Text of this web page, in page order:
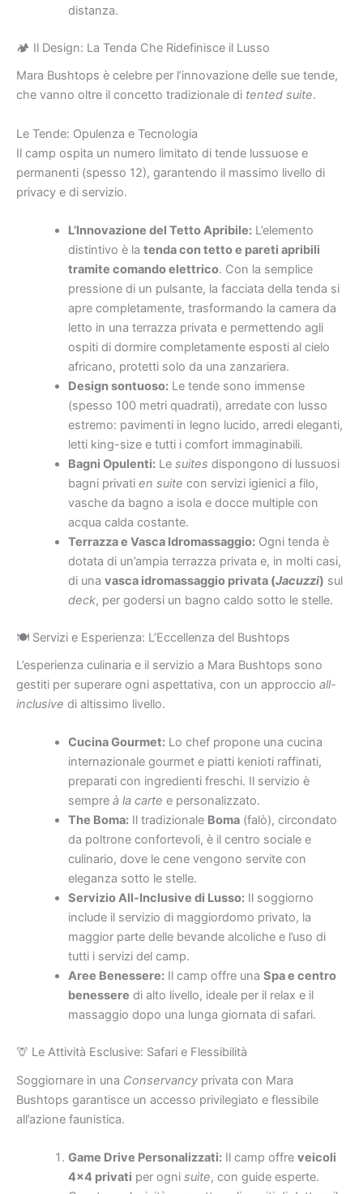
distanza.
🏕 Il Design: La Tenda Che Ridefinisce il Lusso
Mara Bushtops è celebre per l’innovazione delle sue tende,
che vanno oltre il concetto tradizionale di tented suite.
Le Tende: Opulenza e Tecnologia
Il camp ospita un numero limitato di tende lussuose e
permanenti (spesso 12), garantendo il massimo livello di
privacy e di servizio.
L’Innovazione del Tetto Apribile:L’elemento
distintivo è la tenda con tetto e pareti apribili
tramite comando elettrico. Con la semplice
pressione di un pulsante, la facciata della tenda si
apre completamente, trasformando la camera da
letto in una terrazza privata e permettendo agli
ospiti di dormire completamente esposti al cielo
africano, protetti solo da una zanzariera.
Design sontuoso:Le tende sono immense
(spesso 100 metri quadrati), arredate con lusso
estremo: pavimenti in legno lucido, arredi eleganti,
letti king-size e tutti i comfort immaginabili.
Bagni Opulenti:Le suites dispongono di lussuosi
bagni privati en suite con servizi igienici a filo,
vasche da bagno a isola e docce multiple con
acqua calda costante.
Terrazza e Vasca Idromassaggio:Ogni tenda è
dotata di un’ampia terrazza privata e, in molti casi,
di una vasca idromassaggio privata (Jacuzzi) sul
deck, per godersi un bagno caldo sotto le stelle.
🍽 Servizi e Esperienza: L’Eccellenza del Bushtops
L’esperienza culinaria e il servizio a Mara Bushtops sono
gestiti per superare ogni aspettativa, con un approccio all-
inclusive di altissimo livello.
Cucina Gourmet:Lo chef propone una cucina
internazionale gourmet e piatti kenioti raffinati,
preparati con ingredienti freschi. Il servizio è
sempre à la carte e personalizzato.
The Boma:Il tradizionale Boma(falò), circondato
da poltrone confortevoli, è il centro sociale e
culinario, dove le cene vengono servite con
eleganza sotto le stelle.
Servizio All-Inclusive di Lusso:Il soggiorno
include il servizio di maggiordomo privato, la
maggior parte delle bevande alcoliche e l’uso di
tutti i servizi del camp.
Aree Benessere:Il camp offre una Spa e centro
benessere di alto livello, ideale per il relax e il
massaggio dopo una lunga giornata di safari.
🦒 Le Attività Esclusive: Safari e Flessibilità
Soggiornare in una Conservancy privata con Mara
Bushtops garantisce un accesso privilegiato e flessibile
all’azione faunistica.
Game Drive Personalizzati:Il camp offre veicoli
4×4 privati per ogni suite, con guide esperte.